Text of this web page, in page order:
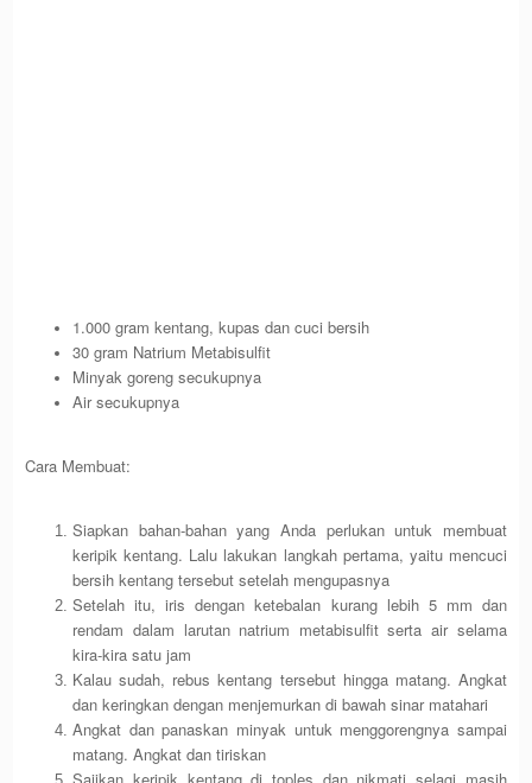
1.000 gram kentang, kupas dan cuci bersih
30 gram Natrium Metabisulfit
Minyak goreng secukupnya
Air secukupnya
Cara Membuat:
Siapkan bahan-bahan yang Anda perlukan untuk membuat
keripik kentang. Lalu lakukan langkah pertama, yaitu mencuci
bersih kentang tersebut setelah mengupasnya
Setelah itu, iris dengan ketebalan kurang lebih 5 mm dan
rendam dalam larutan natrium metabisulfit serta air selama
kira-kira satu jam
Kalau sudah, rebus kentang tersebut hingga matang. Angkat
dan keringkan dengan menjemurkan di bawah sinar matahari
Angkat dan panaskan minyak untuk menggorengnya sampai
matang. Angkat dan tiriskan